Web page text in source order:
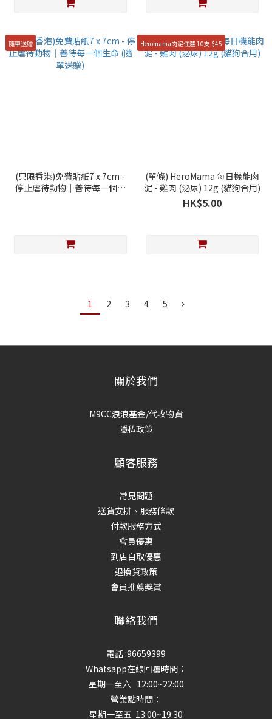
隨單送贈
(只限香港)免費貼紙7 x 7cm -
停止虐待動物｜善待每一個生
Heromama肉泥任選 10支-$45
(單條) HeroMama 每日機能肉
泥 - 雞肉 (泌尿) 12g (貓狗合用)
HK$5.00
1 2 3 4 5
關於我們
M9CC浪浪基金/代收物資
隱私政策
顧客服務
常見問題
送貨安排、服務條款
付款服務方式
會員優惠
到店自取優惠
退換貨政策
會員推薦獎賞
聯絡我們
電話 :96659399
Whatsapp在線回覆時間：
星期一至六 12:00~22:00
營業點時間：
星期一至五 13:00~19:30